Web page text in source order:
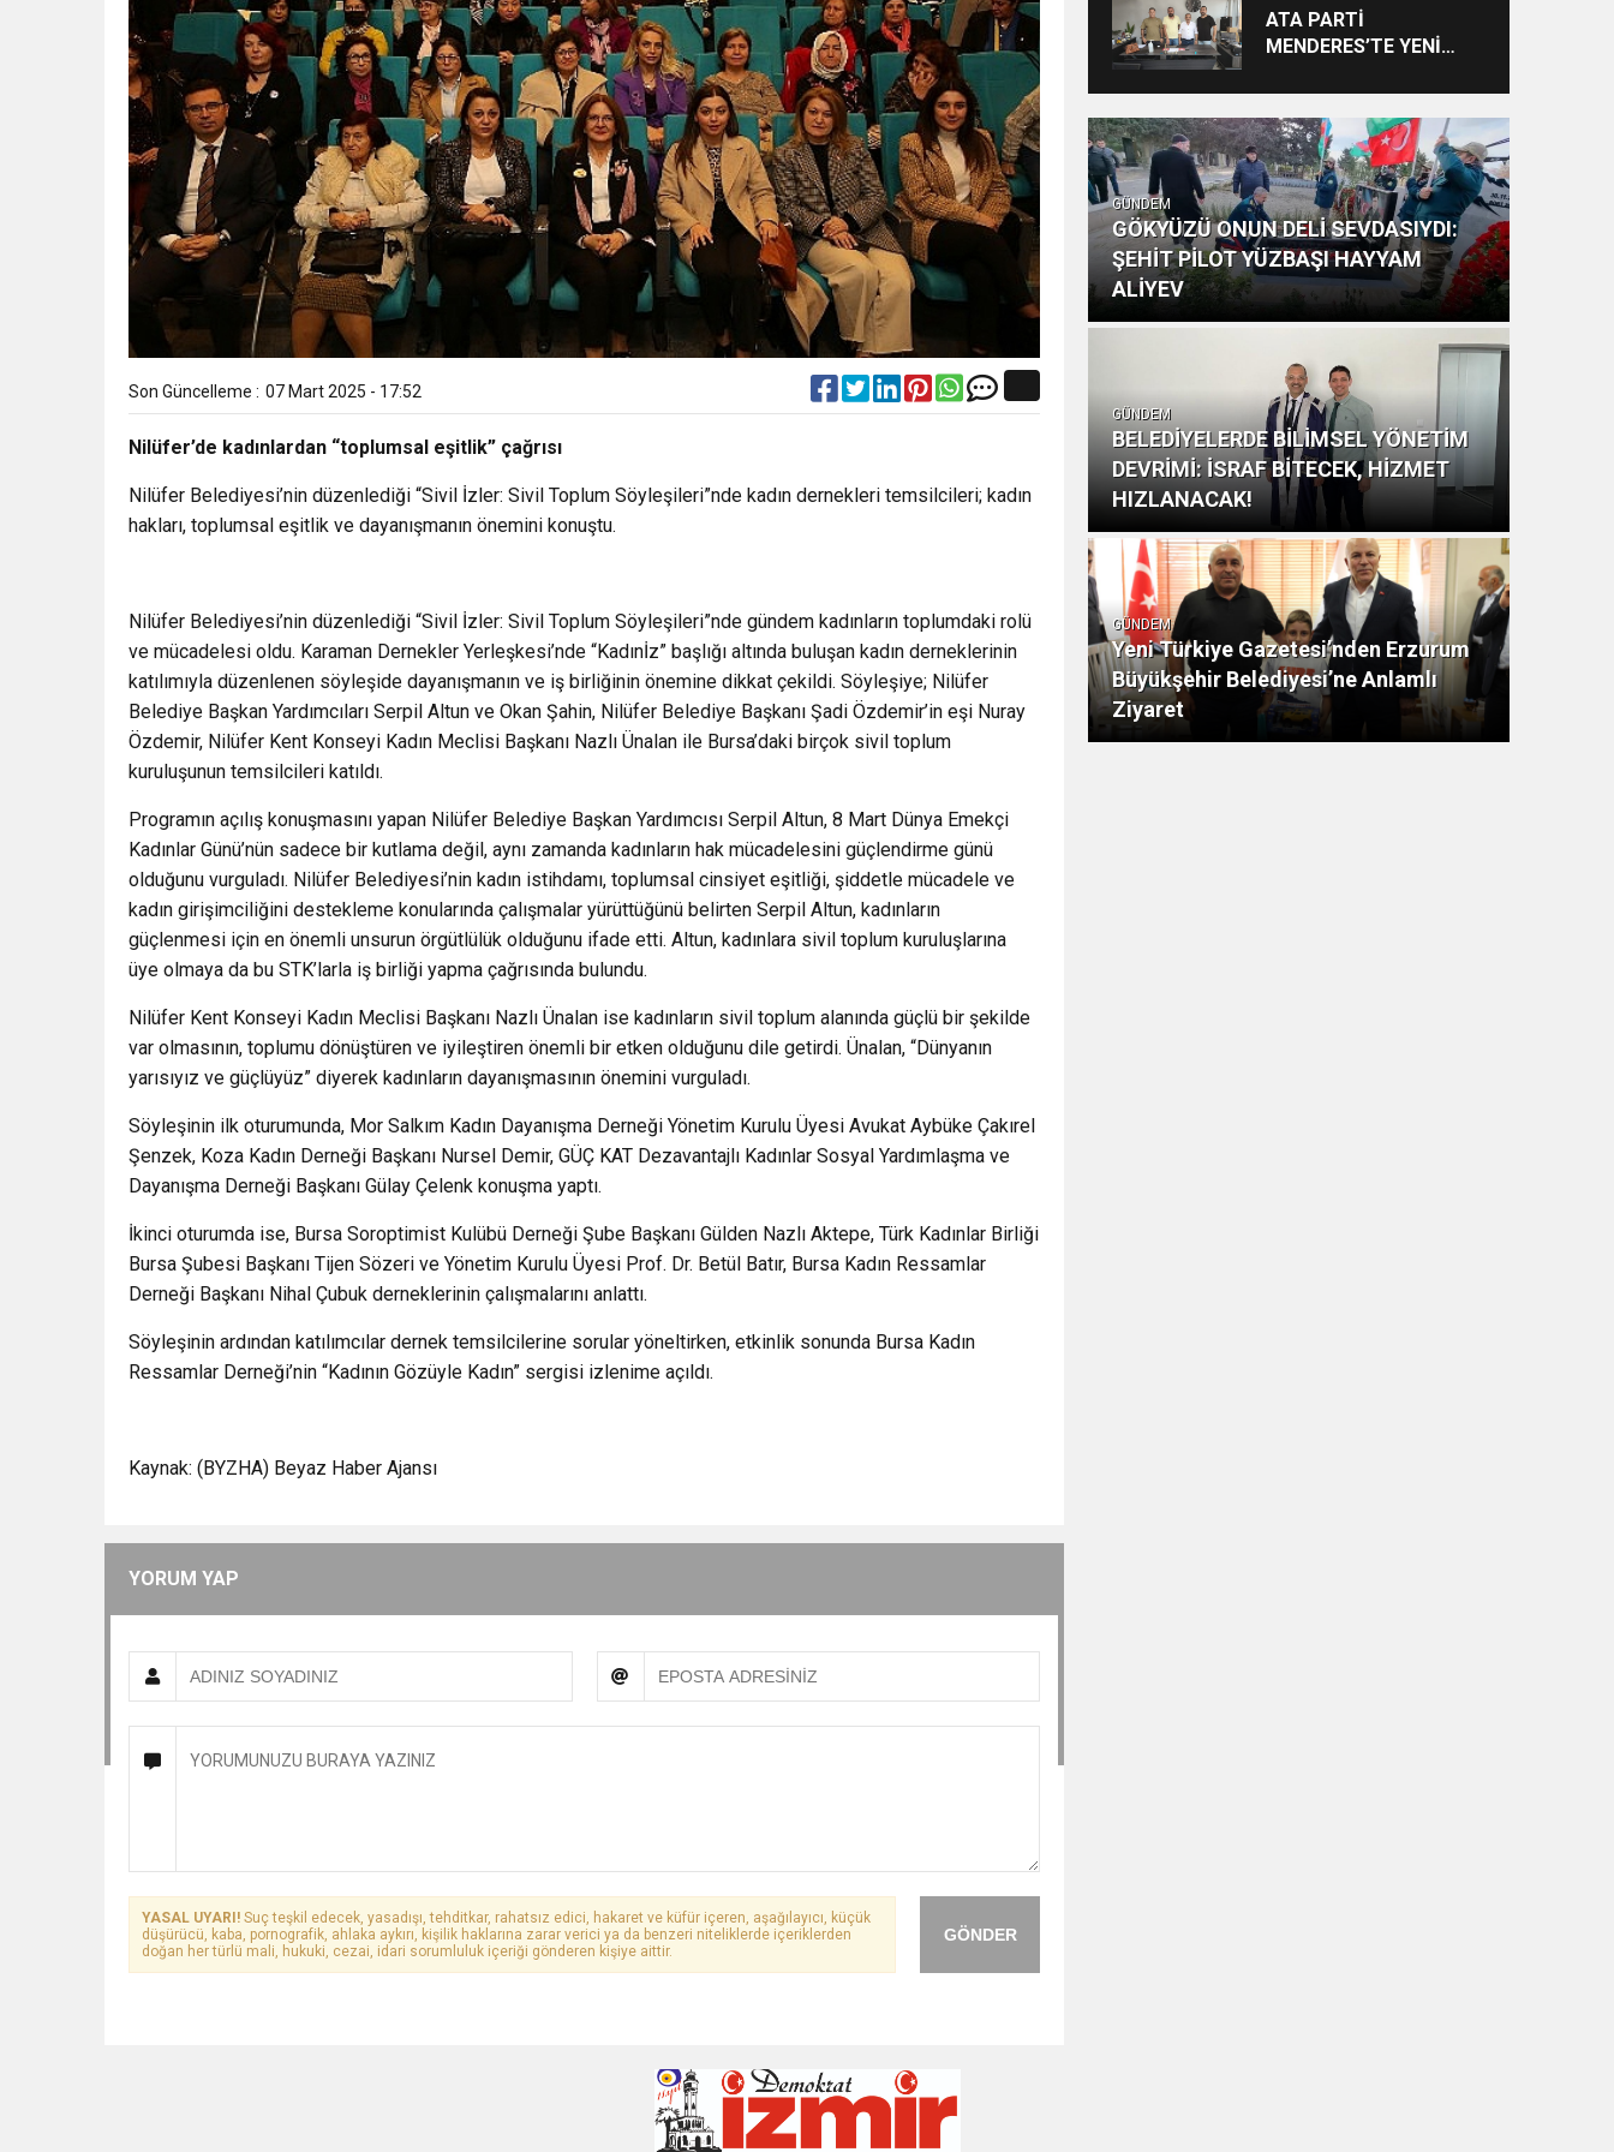
Son Güncelleme : 07 Mart 2025 - 17:52
Nilüfer’de kadınlardan “toplumsal eşitlik” çağrısı
Nilüfer Belediyesi’nin düzenlediği “Sivil İzler: Sivil Toplum Söyleşileri”nde kadın dernekleri temsilcileri; kadın
hakları, toplumsal eşitlik ve dayanışmanın önemini konuştu.
Nilüfer Belediyesi’nin düzenlediği “Sivil İzler: Sivil Toplum Söyleşileri”nde gündem kadınların toplumdaki rolü
ve mücadelesi oldu. Karaman Dernekler Yerleşkesi’nde “Kadınİz” başlığı altında buluşan kadın derneklerinin
katılımıyla düzenlenen söyleşide dayanışmanın ve iş birliğinin önemine dikkat çekildi. Söyleşiye; Nilüfer
Belediye Başkan Yardımcıları Serpil Altun ve Okan Şahin, Nilüfer Belediye Başkanı Şadi Özdemir’in eşi Nuray
Özdemir, Nilüfer Kent Konseyi Kadın Meclisi Başkanı Nazlı Ünalan ile Bursa’daki birçok sivil toplum
kuruluşunun temsilcileri katıldı.
Programın açılış konuşmasını yapan Nilüfer Belediye Başkan Yardımcısı Serpil Altun, 8 Mart Dünya Emekçi
Kadınlar Günü’nün sadece bir kutlama değil, aynı zamanda kadınların hak mücadelesini güçlendirme günü
olduğunu vurguladı. Nilüfer Belediyesi’nin kadın istihdamı, toplumsal cinsiyet eşitliği, şiddetle mücadele ve
kadın girişimciliğini destekleme konularında çalışmalar yürüttüğünü belirten Serpil Altun, kadınların
güçlenmesi için en önemli unsurun örgütlülük olduğunu ifade etti. Altun, kadınlara sivil toplum kuruluşlarına
üye olmaya da bu STK’larla iş birliği yapma çağrısında bulundu.
Nilüfer Kent Konseyi Kadın Meclisi Başkanı Nazlı Ünalan ise kadınların sivil toplum alanında güçlü bir şekilde
var olmasının, toplumu dönüştüren ve iyileştiren önemli bir etken olduğunu dile getirdi. Ünalan, “Dünyanın
yarısıyız ve güçlüyüz” diyerek kadınların dayanışmasının önemini vurguladı.
Söyleşinin ilk oturumunda, Mor Salkım Kadın Dayanışma Derneği Yönetim Kurulu Üyesi Avukat Aybüke Çakırel
Şenzek, Koza Kadın Derneği Başkanı Nursel Demir, GÜÇ KAT Dezavantajlı Kadınlar Sosyal Yardımlaşma ve
Dayanışma Derneği Başkanı Gülay Çelenk konuşma yaptı.
İkinci oturumda ise, Bursa Soroptimist Kulübü Derneği Şube Başkanı Gülden Nazlı Aktepe, Türk Kadınlar Birliği
Bursa Şubesi Başkanı Tijen Sözeri ve Yönetim Kurulu Üyesi Prof. Dr. Betül Batır, Bursa Kadın Ressamlar
Derneği Başkanı Nihal Çubuk derneklerinin çalışmalarını anlattı.
Söyleşinin ardından katılımcılar dernek temsilcilerine sorular yöneltirken, etkinlik sonunda Bursa Kadın
Ressamlar Derneği’nin “Kadının Gözüyle Kadın” sergisi izlenime açıldı.
Kaynak: (BYZHA) Beyaz Haber Ajansı
YORUM YAP
GÖNDER
YASAL UYARI! Suç teşkil edecek, yasadışı, tehditkar, rahatsız edici, hakaret ve küfür içeren, aşağılayıcı, küçük
düşürücü, kaba, pornografik, ahlaka aykırı, kişilik haklarına zarar verici ya da benzeri niteliklerde içeriklerden
doğan her türlü mali, hukuki, cezai, idari sorumluluk içeriği gönderen kişiye aittir.
Kişinin Lafa Bakılmaz”
ATA PARTİ
MENDERES’TE YENİ
BAŞLADI
GÜNDEM
GÖKYÜZÜ ONUN DELİ SEVDASIYDI:
ŞEHİT PİLOT YÜZBAŞI HAYYAM
ALİYEV
GÜNDEM
BELEDİYELERDE BİLİMSEL YÖNETİM
DEVRİMİ: İSRAF BİTECEK, HİZMET
HIZLANACAK!
GÜNDEM
Yeni Türkiye Gazetesi’nden Erzurum
Büyükşehir Belediyesi’ne Anlamlı
Ziyaret